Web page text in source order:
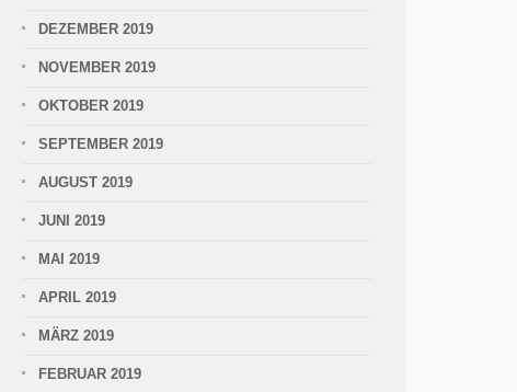
DEZEMBER 2019
NOVEMBER 2019
OKTOBER 2019
SEPTEMBER 2019
AUGUST 2019
JUNI 2019
MAI 2019
APRIL 2019
MÄRZ 2019
FEBRUAR 2019